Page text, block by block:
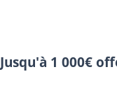
Jusqu'à 1 000€